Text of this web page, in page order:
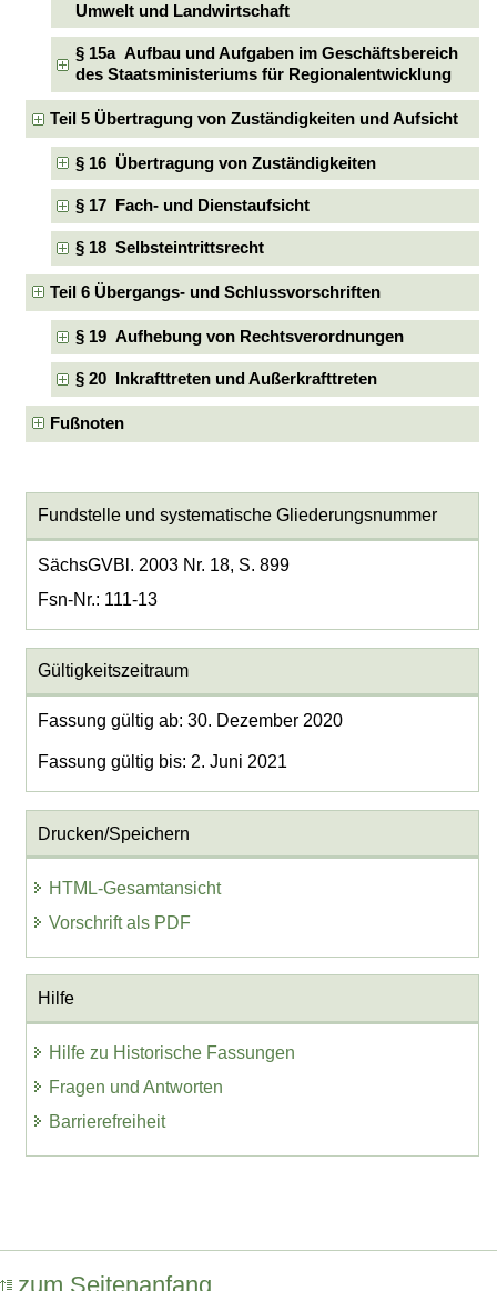
Umwelt und Landwirtschaft
§ 15a Aufbau und Aufgaben im Geschäftsbereich
des Staatsministeriums für Regionalentwicklung
Teil 5 Übertragung von Zuständigkeiten und Aufsicht
§ 16 Übertragung von Zuständigkeiten
§ 17 Fach- und Dienstaufsicht
§ 18 Selbsteintrittsrecht
Teil 6 Übergangs- und Schlussvorschriften
§ 19 Aufhebung von Rechtsverordnungen
§ 20 Inkrafttreten und Außerkrafttreten
Fußnoten
Fundstelle und systematische Gliederungsnummer
SächsGVBl. 2003 Nr. 18, S. 899
Fsn-Nr.: 111-13
Gültigkeitszeitraum
Fassung gültig ab: 30. Dezember 2020
Fassung gültig bis: 2. Juni 2021
Drucken/Speichern
HTML-Gesamtansicht
Vorschrift als PDF
Hilfe
Hilfe zu Historische Fassungen
Fragen und Antworten
Barrierefreiheit
zum Seitenanfang